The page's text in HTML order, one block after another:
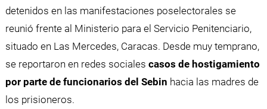
detenidos en las manifestaciones poselectorales se
reunió frente al Ministerio para el Servicio Penitenciario,
situado en Las Mercedes, Caracas. Desde muy temprano,
se reportaron en redes sociales casos de hostigamiento
por parte de funcionarios del Sebin hacia las madres de
los prisioneros.